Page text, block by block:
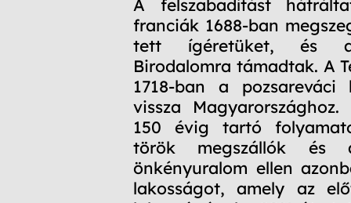
A felszabadítást
franciák 1688-ban
tett ígéretüket, és a
Birodalomra támadtak. A
1718-ban a pozsareváci
vissza
150 évig tartó
török megszállók és
önkényuralom ellen
lakosságot, amely az